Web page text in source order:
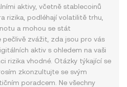
aktivy, včetně stablecoinů
rizika, podléhají volatilitě trhu,
a mohou se stát
pečlivě zvážit, zda jsou pro vás
aktiv s ohledem na vaši
rizika vhodné. Otázky týkající se
zkonzultujte se svým
poradcem. Ne všechny